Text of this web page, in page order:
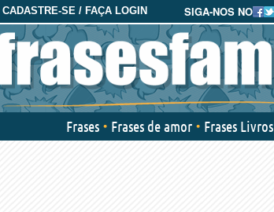
SIGA-NOS NO
CADASTRE-SE / FAÇA LOGIN
Frases Frases de amor Frases Livros